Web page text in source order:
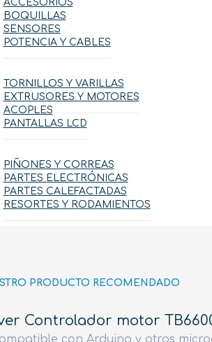
ACCESORIOS
BOQUILLAS
SENSORES
POTENCIA Y CABLES
TORNILLOS Y VARILLAS
EXTRUSORES Y MOTORES
ACOPLES
PANTALLAS LCD
PIÑONES Y CORREAS
PARTES ELECTRÓNICAS
PARTES CALEFACTADAS
RESORTES Y RODAMIENTOS
PRODUCTO RECOMENDADO
Controlador motor
con Arduino y otros